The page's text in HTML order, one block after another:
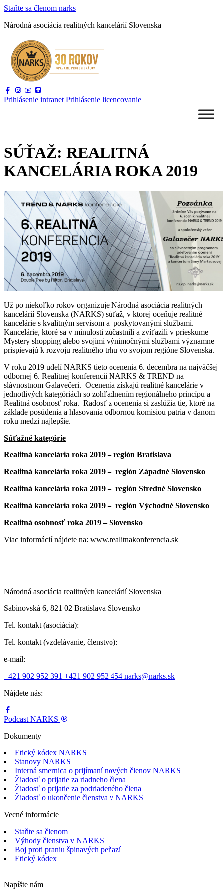
Staňte sa členom narks
Národná asociácia realitných kancelárií Slovenska
Prihlásenie intranet Prihlásenie licencovanie
SÚŤAŽ: REALITNÁ
KANCELÁRIA ROKA 2019
Už po niekoľko rokov organizuje Národná asociácia realitných
kancelárií Slovenska (NARKS) súťaž, v ktorej oceňuje realitné
kancelárie s kvalitným servisom a poskytovanými službami.
Kancelárie, ktoré sa v minulosti zúčastnili a zvíťazili v prieskume
Mystery shopping alebo svojimi výnimočnými službami významne
prispievajú k rozvoju realitného trhu vo svojom regióne Slovenska.
V roku 2019 udelí NARKS tieto ocenenia 6. decembra na najväčšej
odbornej 6. Realitnej konferencii NARKS & TREND na
slávnostnom Galavečeri. Ocenenia získajú realitné kancelárie v
jednotlivých kategóriách so zohľadnením regionálneho princípu a
Realitná osobnosť roka. Radosť z ocenenia si zaslúžia tie, ktoré na
základe posúdenia a hlasovania odbornou komisiou patria v danom
roku medzi najlepšie.
Súťažné kategórie
Realitná kancelária roka 2019 – región Bratislava
Realitná kancelária roka 2019 – región Západné Slovensko
Realitná kancelária roka 2019 – región Stredné Slovensko
Realitná kancelária roka 2019 – región Východné Slovensko
Realitná osobnosť roka 2019 – Slovensko
Viac informácií nájdete na: www.realitnakonferencia.sk
Národná asociácia realitných kancelárií Slovenska
Sabinovská 6, 821 02 Bratislava Slovensko
Tel. kontakt (asociácia):
Tel. kontakt (vzdelávanie, členstvo):
e-mail:
+421 902 952 391 +421 902 952 454 narks@narks.sk
Nájdete nás:
Podcast NARKS
Dokumenty
Etický kódex NARKS
Stanovy NARKS
Interná smernica o prijímaní nových členov NARKS
Žiadosť o prijatie za riadneho člena
Žiadosť o prijatie za podriadeného člena
Žiadosť o ukončenie členstva v NARKS
Vecné informácie
Staňte sa členom
Výhody členstva v NARKS
Boj proti praniu špinavých peňazí
Etický kódex
Napíšte nám